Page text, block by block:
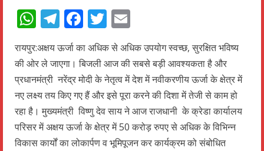
WhatsApp
Telegram
Facebook
Twitter
रायपुर:अक्षय ऊर्जा का अधिक से अधिक उपयोग स्वच्छ, सुरक्षित भविष्य
की ओर ले जाएगा। बिजली आज की सबसे बड़ी आवश्यकता है और
प्रधानमंत्री नरेंद्र मोदी के नेतृत्व में देश में नवीकरणीय ऊर्जा के क्षेत्र में
नए लक्ष्य तय किए गए हैं और इसे पूरा करने की दिशा में तेजी से काम हो
रहा है। मुख्यमंत्री विष्णु देव साय ने आज राजधानी के क्रेडा कार्यालय
परिसर में अक्षय ऊर्जा के क्षेत्र में 50 करोड़ रुपए से अधिक के विभिन्न
विकास कार्यों का लोकार्पण व भूमिपूजन कर कार्यक्रम को संबोधित